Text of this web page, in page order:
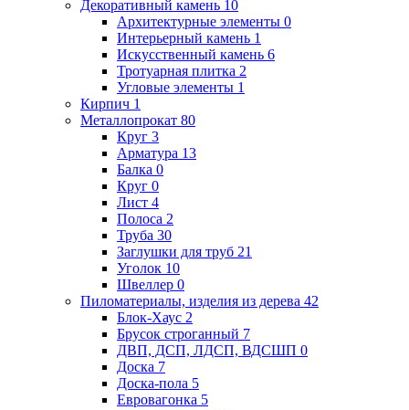
Декоративный камень 10
Архитектурные элементы 0
Интерьерный камень 1
Искусственный камень 6
Тротуарная плитка 2
Угловые элементы 1
Кирпич 1
Металлопрокат 80
Круг 3
Арматура 13
Балка 0
Круг 0
Лист 4
Полоса 2
Труба 30
Заглушки для труб 21
Уголок 10
Швеллер 0
Пиломатериалы, изделия из дерева 42
Блок-Хаус 2
Брусок строганный 7
ДВП, ДСП, ЛДСП, ВДСШП 0
Доска 7
Доска-пола 5
Евровагонка 5